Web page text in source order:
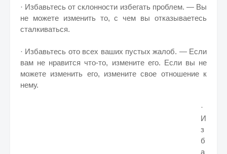
· Избавьтесь от склонности избегать проблем. — Вы
не можете изменить то, с чем вы отказываетесь
сталкиваться.
· Избавьтесь ото всех ваших пустых жалоб. — Если
вам не нравится что-то, измените его. Если вы не
можете изменить его, измените свое отношение к
нему.
·
И
з
б
а